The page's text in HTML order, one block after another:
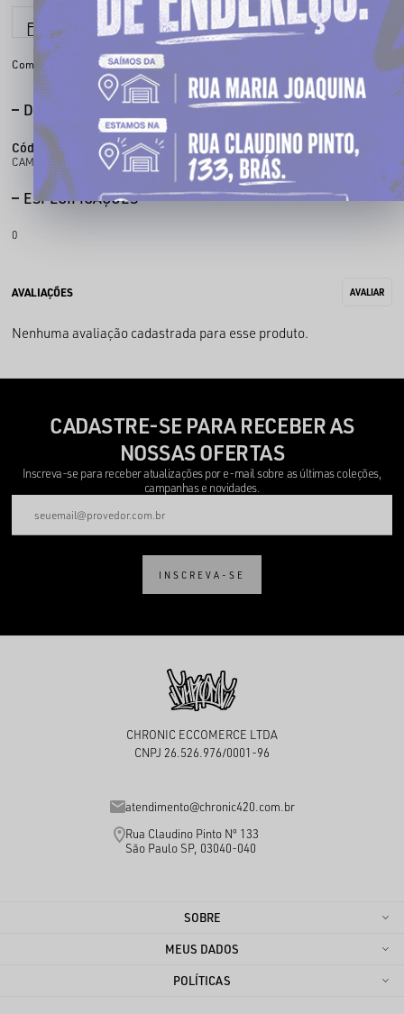
Parcele em até 6x sem juros
Compartilhe:
DESCRIÇÃO COMPLETA
Código identificador (SKU):
100005901
CAMISA DE TIME 059
ESPECIFICAÇÕES
0
Nenhuma avaliação cadastrada para esse produto.
CADASTRE-SE PARA RECEBER AS
NOSSAS OFERTAS
Inscreva-se para receber atualizações por e-mail sobre as últimas coleções,
campanhas e novidades.
INSCREVA-SE
CHRONIC ECCOMERCE LTDA
CNPJ 26.526.976/0001-96
atendimento@chronic420.com.br
Rua Claudino Pinto Nº 133
São Paulo SP, 03040-040
SOBRE
MEUS DADOS
POLÍTICAS